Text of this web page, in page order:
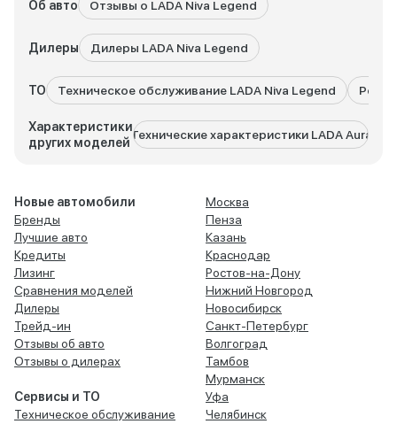
Об авто Отзывы о LADA Niva Legend
Дилеры Дилеры LADA Niva Legend
ТО Техническое обслуживание LADA Niva Legend
Характеристики
других моделей
Технические характеристики LADA Aura
Новые автомобили
Бренды
Лучшие авто
Кредиты
Лизинг
Сравнения моделей
Дилеры
Трейд-ин
Отзывы об авто
Отзывы о дилерах
Сервисы и ТО
Техническое обслуживание
Москва
Пенза
Казань
Краснодар
Ростов-на-Дону
Нижний Новгород
Новосибирск
Санкт-Петербург
Волгоград
Тамбов
Мурманск
Уфа
Челябинск